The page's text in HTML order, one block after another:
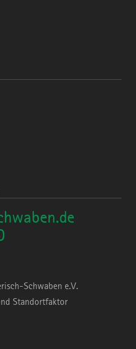
Schwaben e.V.
Standortfaktor